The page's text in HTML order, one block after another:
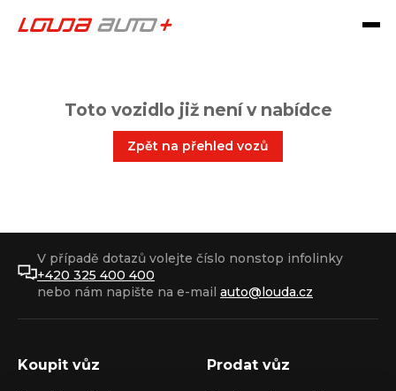
Toto vozidlo již není v nabídce
Zpět na přehled vozů
V případě dotazů volejte číslo nonstop infolinky
+420 325 400 400
nebo nám napište na e-mail auto@louda.cz
Koupit vůz Prodat vůz